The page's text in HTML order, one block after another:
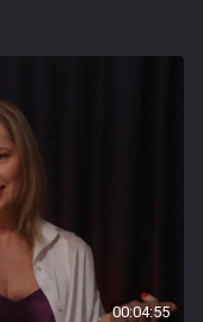
00:04:55